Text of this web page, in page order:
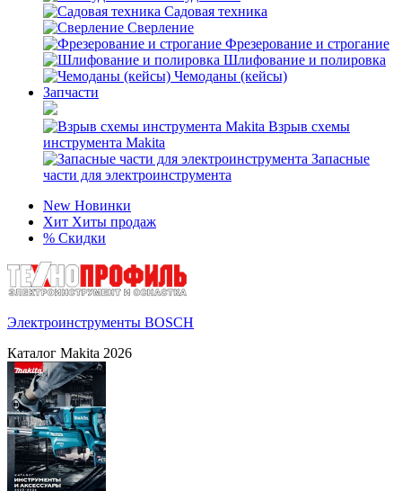
Садовая техника
Сверление
Фрезерование и строгание
Шлифование и полировка
Чемоданы (кейсы)
Запчасти
Взрыв схемы
инструмента Makita
Запасные
части для электроинструмента
New Новинки
Хит Хиты продаж
% Скидки
Электроинструменты BOSCH
Каталог Makita 2026